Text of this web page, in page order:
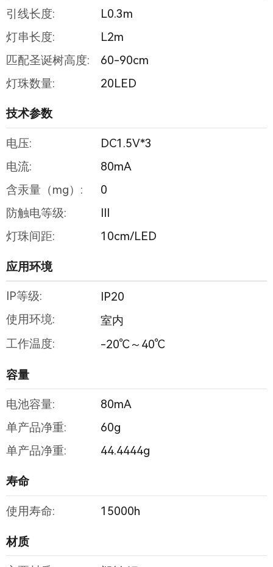
引线长度:
L0.3m
灯串长度:
L2m
匹配圣诞树高度:
60-90cm
灯珠数量:
20LED
技术参数
电压:
DC1.5V*3
电流:
80mA
含汞量（mg）:
0
防触电等级:
III
灯珠间距:
10cm/LED
应用环境
IP等级:
IP20
使用环境:
室内
工作温度:
-20℃～40℃
容量
电池容量:
80mA
单产品净重:
60g
单产品净重:
44.4444g
寿命
使用寿命: 15000h
材质